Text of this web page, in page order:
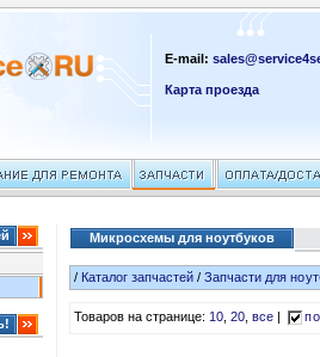
E-mail:
Карта проезда
Микросхемы для ноутбуков
/ Каталог запчастей /Запчасти для
Товаров на странице:10,20,все